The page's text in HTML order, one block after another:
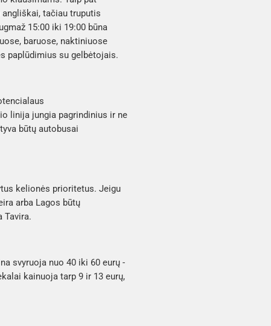
tačiau truputis
15:00 iki 19:00 būna
baruose, naktiniuose
paplūdimius su gelbėtojais.
linija jungia pagrindinius ir ne
būtų autobusai
kelionės prioritetus. Jeigu
arba Lagos būtų
Tavira.
svyruoja nuo 40 iki 60 eurų -
kainuoja tarp 9 ir 13 eurų,